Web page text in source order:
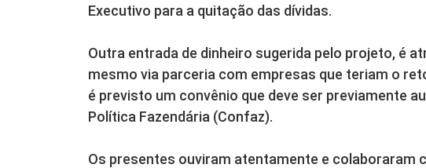
Executivo para a quitação das dívidas.
Outra entrada de dinheiro sugerida pelo projeto, é
mesmo via parceria com empresas que teriam o
é previsto um convênio que deve ser previamente
Política Fazendária (Confaz).
Os presentes ouviram atentamente e colaboraram